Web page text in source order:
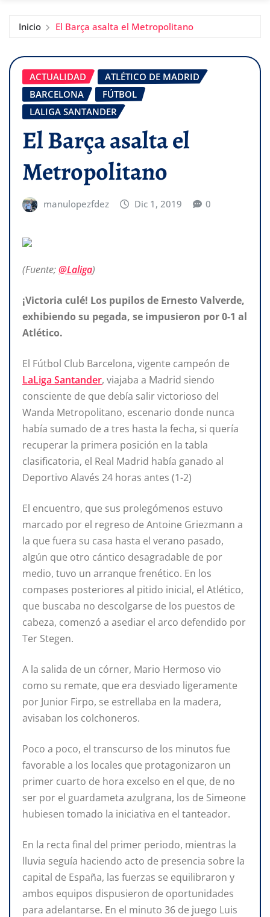
Inicio El Barça asalta el Metropolitano
ACTUALIDAD
ATLÉTICO DE MADRID
BARCELONA
FÚTBOL
LALIGA SANTANDER
El Barça asalta el
Metropolitano
manulopezfdez Dic 1, 2019 0
(Fuente;@Laliga)
¡Victoria culé! Los pupilos de Ernesto Valverde,
exhibiendo su pegada, se impusieron por 0-1 al
Atlético.
El Fútbol Club Barcelona, vigente campeón de
LaLiga Santander, viajaba a Madrid siendo
consciente de que debía salir victorioso del
Wanda Metropolitano, escenario donde nunca
había sumado de a tres hasta la fecha, si quería
recuperar la primera posición en la tabla
clasificatoria, el Real Madrid había ganado al
Deportivo Alavés 24 horas antes (1-2)
El encuentro, que sus prolegómenos estuvo
marcado por el regreso de Antoine Griezmann a
la que fuera su casa hasta el verano pasado,
algún que otro cántico desagradable de por
medio, tuvo un arranque frenético. En los
compases posteriores al pitido inicial, el Atlético,
que buscaba no descolgarse de los puestos de
cabeza, comenzó a asediar el arco defendido por
Ter Stegen.
A la salida de un córner, Mario Hermoso vio
como su remate, que era desviado ligeramente
por Junior Firpo, se estrellaba en la madera,
avisaban los colchoneros.
Poco a poco, el transcurso de los minutos fue
favorable a los locales que protagonizaron un
primer cuarto de hora excelso en el que, de no
ser por el guardameta azulgrana, los de Simeone
hubiesen tomado la iniciativa en el tanteador.
En la recta final del primer periodo, mientras la
lluvia seguía haciendo acto de presencia sobre la
capital de España, las fuerzas se equilibraron y
ambos equipos dispusieron de oportunidades
para adelantarse. En el minuto 36 de juego Luis